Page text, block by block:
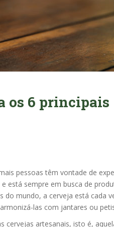
os 6 principais
pessoas têm vontade de
está sempre em busca de
do mundo, a cerveja está cada
las com jantares ou
cervejas artesanais, isto é,